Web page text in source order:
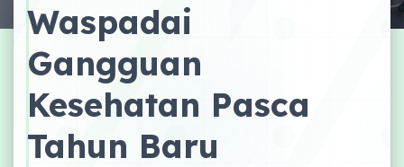
Waspadai
Gangguan
Kesehatan Pasca
Tahun Baru